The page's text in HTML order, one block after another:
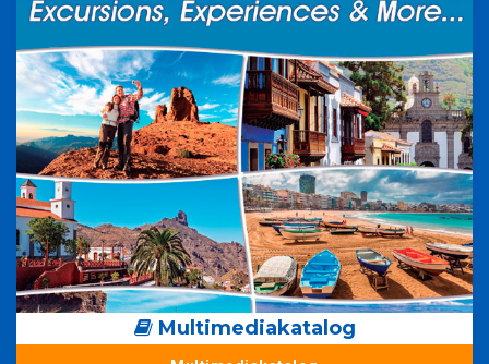
Multimediakatalog